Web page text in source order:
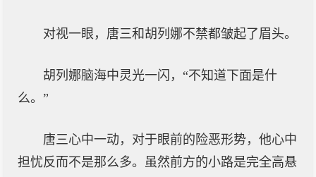
对视一眼，唐三和胡列娜不禁都皱起了眉头。
胡列娜脑海中灵光一闪，“不知道下面是什
么。”
唐三心中一动，对于眼前的险恶形势，他心中
担忧反而不是那么多。虽然前方的小路是完全高悬